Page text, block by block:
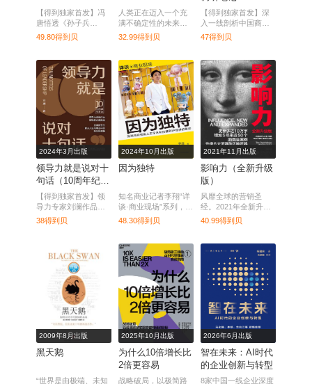
【得到独家首发】冯
唐悟透《孙子兵
法》，解密职场致胜
三十六计，助你从容
49.80得到贝
人类正在迈入一个充
满不确定性的未来，
在那里，现有的确定
性理论必将崩解。而
时代的终极生存指
南。
32.99得到贝
【得到独家首发】深
入一线剖析中国商业
生态，提炼实用经营
策略。
47得到贝
2024年3月出版
领导力就是说对十
句话（10周年纪念
版）
【得到独家首发】领
导力专家刘澜作品，
用轻松易懂的语言阐
38得到贝
2024年10月出版
因为独特
知名商业记者李翔“详
谈·商业现场”系列，深
度对话泡泡玛特创始
48.30得到贝
2021年11月出版
影响力（全新升级
版）
风靡全球的营销圣
经。2021年全新升级
版，更新多达10万
40.99得到贝
2009年8月出版
黑天鹅
“世界是由极端、未知
2025年10月出版
为什么10倍增长比
2倍更容易
战略破局，以极简路
2026年6月出版
智在未来：AI时代
的企业创新与转型
8家中国一线企业深度